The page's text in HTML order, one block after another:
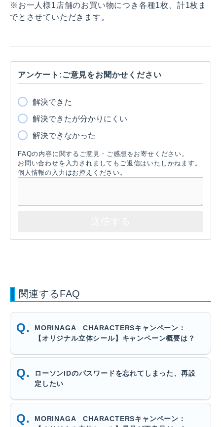
※お一人様1店舗のお買い物につき各種1枚、計1枚ま
でとさせていただきます。
アンケート:ご意見をお聞かせください
解決できた
解決できたが分かりにくい
解決できなかった
FAQの内容に関するご意見・ご感想をお寄せください。
お問い合わせを入力されましてもご返信はいたしかねます。
個人情報の入力はお控えください。
関連するFAQ
MORINAGA CHARACTERSキャンペーン：
【オリジナル立体シール】キャンペーン概要は？
ローソンIDのパスワードを忘れてしまった、再設
定したい
MORINAGA CHARACTERSキャンペーン：